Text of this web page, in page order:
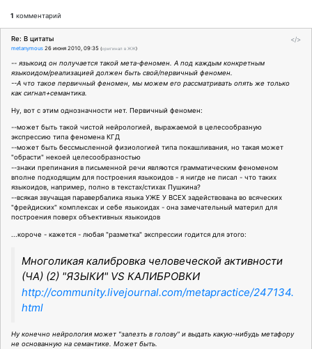
1 комментарий
</>
Re: В цитаты
metanymous 26 июня 2010, 09:35 (оригинал в ЖЖ)
-- языкоид он получается такой мета-феномен. А под каждым конкретным
языкоидом/реализацией должен быть свой/первичный феномен.
--А что такое первичный феномен, мы можем его рассматривать опять же только
как сигнал+семантика.
Ну, вот с этим однозначности нет. Первичный феномен:
--может быть такой чистой нейрологией, выражаемой в целесообразную
экспрессию типа феномена КГД
--может быть бессмысленной физиологией типа покашливания, но такая может
"обрасти" некоей целесообразностью
--знаки препинания в письменной речи являются грамматическим феноменом
вполне подходящим для построения языкоидов - я нигде не писал - что таких
языкоидов, например, полно в текстах/стихах Пушкина?
--всякая звучащая паравербалика языка УЖЕ У ВСЕХ задействована во всяческих
"фрейдиских" комплексах и себе языкоидах - она замечательный материл для
построения поверх объективных языкоидов
...короче - кажется - любая "разметка" экспрессии годится для этого:
Многоликая калибровка человеческой активности
(ЧА) (2) "ЯЗЫКИ" VS КАЛИБРОВКИ
http://community.livejournal.com/metapractice/247134.
html
Ну конечно нейрология может "залезть в голову" и выдать какую-нибудь метафору
не основанную на семантике. Может быть.